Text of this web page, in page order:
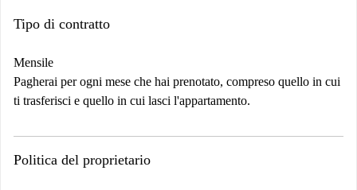
Tipo di contratto
Mensile
Pagherai per ogni mese che hai prenotato, compreso quello in cui
ti trasferisci e quello in cui lasci l'appartamento.
Politica del proprietario